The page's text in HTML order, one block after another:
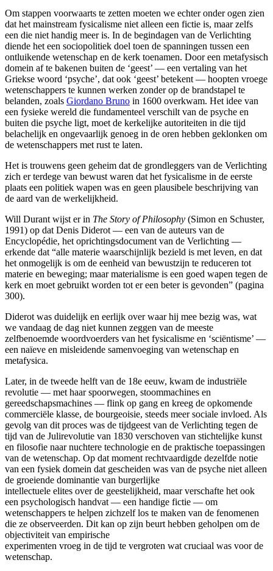
Om stappen voorwaarts te zetten moeten we echter onder ogen zien
dat het mainstream fysicalisme niet alleen een fictie is, maar zelfs
een die niet handig meer is. In de begindagen van de Verlichting
diende het een sociopolitiek doel toen de spanningen tussen een
ontluikende wetenschap en de kerk toenamen. Door een metafysisch
domein af te bakenen buiten de ‘geest’ — een vertaling van het
Griekse woord ‘psyche’, dat ook ‘geest’ betekent — hoopten vroege
wetenschappers te kunnen werken zonder op de brandstapel te
belanden, zoals Giordano Bruno in 1600 overkwam. Het idee van
een fysieke wereld die fundamenteel verschilt van de psyche en
buiten die psyche ligt, moet de kerkelijke autoriteiten in die tijd
belachelijk en ongevaarlijk genoeg in de oren hebben geklonken om
de wetenschappers met rust te laten.
Het is trouwens geen geheim dat de grondleggers van de Verlichting
zich er terdege van bewust waren dat het fysicalisme in de eerste
plaats een politiek wapen was en geen plausibele beschrijving van
de aard van de werkelijkheid.
Will Durant wijst er in The Story of Philosophy (Simon en Schuster,
1991) op dat Denis Diderot — een van de auteurs van de
Encyclopédie, het oprichtingsdocument van de Verlichting —
erkende dat “alle materie waarschijnlijk bezield is met leven, en dat
het onmogelijk is om de eenheid van bewustzijn te reduceren tot
materie en beweging; maar materialisme is een goed wapen tegen de
kerk en moet gebruikt worden tot er een beter is gevonden” (pagina
300).
Diderot was duidelijk en eerlijk over waar hij mee bezig was, wat
we vandaag de dag niet kunnen zeggen van de meeste
zelfbenoemde woordvoerders van het fysicalisme en ‘sciëntisme’ —
een naïeve en misleidende samenvoeging van wetenschap en
metafysica.
Later, in de tweede helft van de 18e eeuw, kwam de industriële
revolutie — met haar spoorwegen, stoommachines en
gereedschapsmachines — flink op gang en kreeg de opkomende
commerciële klasse, de bourgeoisie, steeds meer sociale invloed. Als
gevolg van dit proces was de tijdgeest van de Verlichting tegen de
tijd van de Julirevolutie van 1830 verschoven van stichtelijke kunst
en filosofie naar nuchtere technologie en de praktische toepassingen
van de wetenschap. Op dat moment rechtvaardigde dezelfde notie
van een fysiek domein dat gescheiden was van de psyche niet alleen
de groeiende dominantie van burgerlijke
intellectuele elites over de geestelijkheid, maar verschafte het ook
een psychologisch handvat — een handige fictie — om
wetenschappers te helpen zichzelf los te maken van de fenomenen
die ze observeerden. Dit kan op zijn beurt hebben geholpen om de
objectiviteit van empirische
experimenten vroeg in de tijd te vergroten wat cruciaal was voor de
wetenschap.